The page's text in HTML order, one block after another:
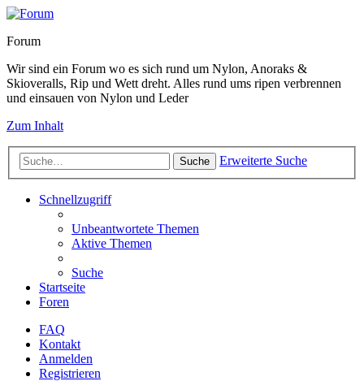
Forum
Wir sind ein Forum wo es sich rund um Nylon, Anoraks &
Skioveralls, Rip und Wett dreht. Alles rund ums ripen verbrennen
und einsauen von Nylon und Leder
Zum Inhalt
Suche Erweiterte Suche
Schnellzugriff
Unbeantwortete Themen
Aktive Themen
Suche
Startseite
Foren
FAQ
Kontakt
Anmelden
Registrieren